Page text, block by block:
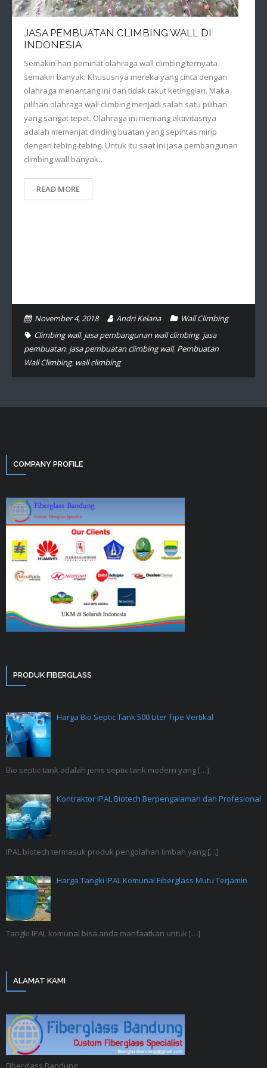
JASA PEMBUATAN CLIMBING WALL DI
INDONESIA
Semakin hari peminat olahraga wall climbing ternyata
semakin banyak. Khususnya mereka yang cinta dengan
olahraga menantang ini dan tidak takut ketinggian. Maka
pilihan olahraga wall climbing menjadi salah satu pilihan
yang sangat tepat. Olahraga ini memang aktivitasnya
adalah memanjat dinding buatan yang sepintas mirip
dengan tebing-tebing. Untuk itu saat ini jasa pembangunan
climbing wall banyak…
READ MORE
November 4, 2018 Andri Kelana
Wall Climbing
Climbing wall, jasa pembangunan wall climbing, jasa
pembuatan, jasa pembuatan climbing wall, Pembuatan
Wall Climbing, wall climbing
COMPANY PROFILE
PRODUK FIBERGLASS
Harga Bio Septic Tank 500 Liter Tipe Vertikal
Bio septic tank adalah jenis septic tank modern yang […]
Kontraktor IPAL Biotech Berpengalaman dan Profesional
IPAL biotech termasuk produk pengolahan limbah yang […]
Harga Tangki IPAL Komunal Fiberglass Mutu Terjamin
Tangki IPAL komunal bisa anda manfaatkan untuk […]
ALAMAT KAMI
Fiberglass Bandung